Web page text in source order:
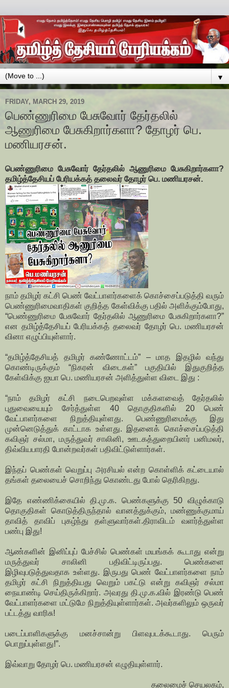
▼
FRIDAY, MARCH 29, 2019
பெண்ணுரிமை பேசுவோர் தேர்தலில்
ஆணுரிமை பேசுகிறார்களா? தோழர் பெ.
மணியரசன்.
பெண்ணுரிமை பேசுவோர் தேர்தலில் ஆணுரிமை பேசுகிறார்களா?
தமிழ்த்தேசியப் பேரியக்கத் தலைவர் தோழர் பெ. மணியரசன்.
நாம் தமிழர் கட்சி பெண் வேட்பாளர்களைக் கொச்சைப்படுத்தி வரும்
பெண்ணுரிமைவாதிகள் குறித்த கேள்விக்கு பதில் அளிக்கும்போது,
“பெண்ணுரிமை பேசுவோர் தேர்தலில் ஆணுரிமை பேசுகிறார்களா?”
என தமிழ்த்தேசியப் பேரியக்கத் தலைவர் தோழர் பெ. மணியரசன்
வினா எழுப்பியுள்ளார்.
“தமிழ்த்தேசியத் தமிழர் கண்ணோட்டம்” – மாத இதழில் வந்து
கொண்டிருக்கும் “நிகரன் விடைகள்” பகுதியில் இதுகுறித்த
கேள்விக்கு ஐயா பெ. மணியரசன் அளித்துள்ள விடை இது :
“நாம் தமிழர் கட்சி நடைபெறவுள்ள மக்களவைத் தேர்தலில்
புதுவையையும் சேர்த்துள்ள 40 தொகுதிகளில் 20 பெண்
வேட்பாளர்களை நிறுத்தியுள்ளது. பெண்ணுரிமைக்கு இது
முன்னெடுத்துக் காட்டாக உள்ளது. இதனைக் கொச்சைப்படுத்தி
கவிஞர் சல்மா, மருத்துவர் சாலினி, ஊடகத்துறையினர் பனிமலர்,
திவ்வியபாரதி போன்றவர்கள் பதிவிட்டுள்ளார்கள்.
இந்தப் பெண்கள் வெறுப்பு அரசியல் என்ற கொள்ளிக் கட்டையால்
தங்கள் தலையைச் சொறிந்து கொண்டது போல் தெரிகிறது.
இதே எண்ணிக்கையில் தி.மு.க. பெண்களுக்கு 50 விழுக்காடு
தொகுதிகள் கொடுத்திருந்தால் வானத்துக்கும், மண்ணுக்குமாய்
தாவித் தாவிப் புகழ்ந்து தள்ளுவார்கள்.திராவிடம் வளர்த்துள்ள
பண்பு இது!
ஆண்களின் இனிப்புப் பேச்சில் பெண்கள் மயங்கக் கூடாது என்று
மருத்துவர் சாலினி பதிவிட்டிருப்பது. பெண்களை
இழிவுபடுத்துவதாக உள்ளது. இருபது பெண் வேட்பாளர்களை நாம்
தமிழர் கட்சி நிறுத்தியது வெறும் பகட்டு என்று கவிஞர் சல்மா
நையாண்டி செய்திருக்கிறார். அவரது தி.மு.க.வில் இரண்டு பெண்
வேட்பாளர்களை மட்டுமே நிறுத்தியுள்ளார்கள். அவர்களிலும் ஒருவர்
பட்டத்து வாரிசு!
படைப்பாளிகளுக்கு மனச்சான்று பிளவுபடக்கூடாது. பெரும்
பொறுப்புள்ளது!”.
இவ்வாறு தோழர் பெ. மணியரசன் எழுதியுள்ளார்.
தலைமைச் செயலகம்,